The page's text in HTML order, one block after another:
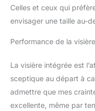
Celles et ceux qui
envisager une taille au-
Performance de la
La visière intégrée est
sceptique au départ à
admettre que mes
excellente, même par